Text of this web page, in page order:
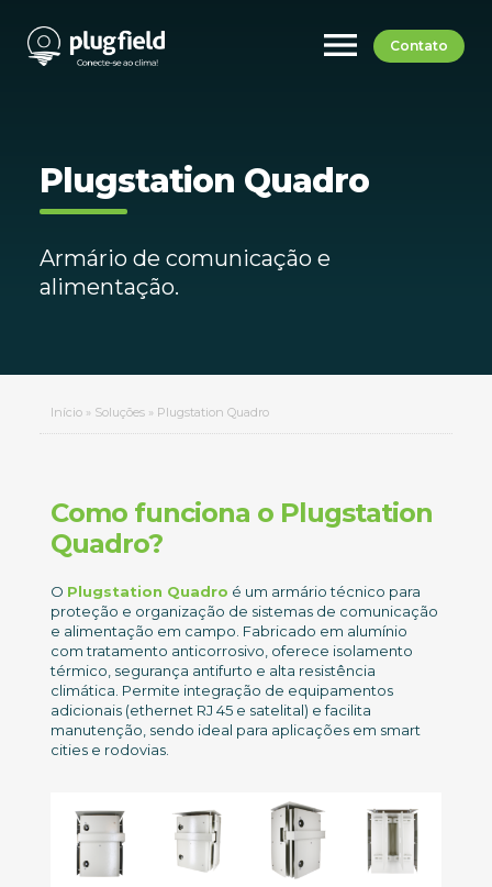
Contato
menu
Plugstation Quadro
Armário de comunicação e
alimentação.
Início » Soluções » Plugstation Quadro
Como funciona o Plugstation
Quadro?
O Plugstation Quadro é um armário técnico para
proteção e organização de sistemas de comunicação
e alimentação em campo. Fabricado em alumínio
com tratamento anticorrosivo, oferece isolamento
térmico, segurança antifurto e alta resistência
climática. Permite integração de equipamentos
adicionais (ethernet RJ 45 e satelital) e facilita
manutenção, sendo ideal para aplicações em smart
cities e rodovias.